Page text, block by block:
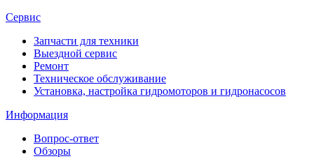
Сервис
Запчасти для техники
Выездной сервис
Ремонт
Техническое обслуживание
Установка, настройка гидромоторов и гидронасосов
Информация
Вопрос-ответ
Обзоры